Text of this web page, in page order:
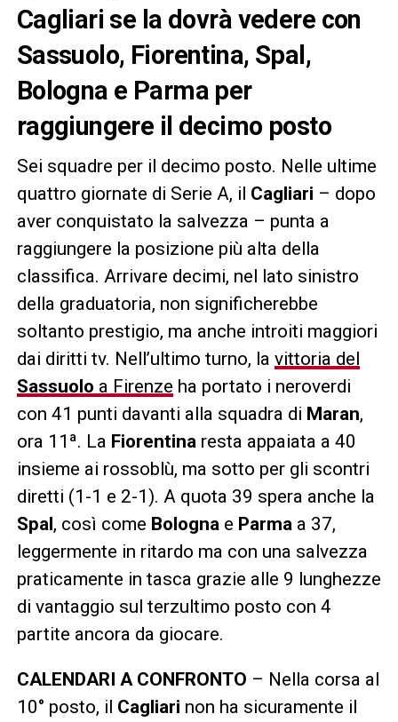
Cagliari se la dovrà vedere con
Sassuolo, Fiorentina, Spal,
Bologna e Parma per
raggiungere il decimo posto
Sei squadre per il decimo posto. Nelle ultime
quattro giornate di Serie A, il Cagliari – dopo
aver conquistato la salvezza – punta a
raggiungere la posizione più alta della
classifica. Arrivare decimi, nel lato sinistro
della graduatoria, non significherebbe
soltanto prestigio, ma anche introiti maggiori
dai diritti tv. Nell’ultimo turno, la vittoria del
Sassuolo a Firenze ha portato i neroverdi
con 41 punti davanti alla squadra di Maran,
ora 11ª. La Fiorentina resta appaiata a 40
insieme ai rossoblù, ma sotto per gli scontri
diretti (1-1 e 2-1). A quota 39 spera anche la
Spal, così come Bologna e Parma a 37,
leggermente in ritardo ma con una salvezza
praticamente in tasca grazie alle 9 lunghezze
di vantaggio sul terzultimo posto con 4
partite ancora da giocare.
CALENDARI A CONFRONTO – Nella corsa al
10° posto, il Cagliari non ha sicuramente il